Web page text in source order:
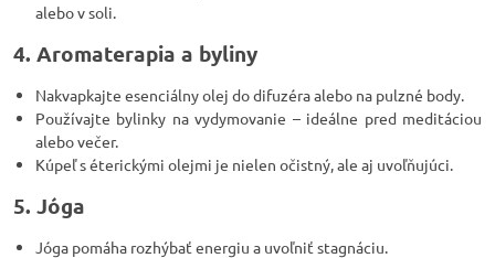
alebo v soli.
4. Aromaterapia a byliny
Nakvapkajte esenciálny olej do difuzéra alebo na pulzné body.
Používajte bylinky na vydymovanie – ideálne pred meditáciou
alebo večer.
Kúpeľ s éterickými olejmi je nielen očistný, ale aj uvoľňujúci.
5. Jóga
Jóga pomáha rozhýbať energiu a uvoľniť stagnáciu.